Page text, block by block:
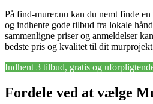
På find-murer.nu kan du nemt finde
og indhente gode tilbud fra lokale
sammenligne priser og anmeldelser
bedste pris og kvalitet til dit
Indhent 3 tilbud, gratis og
Fordele ved at vælge